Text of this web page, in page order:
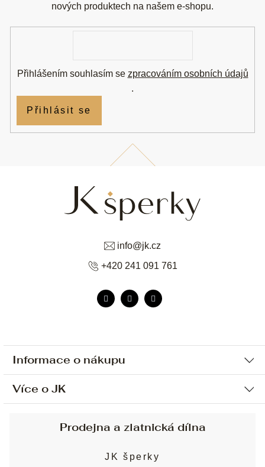
Informace o nákupu
Ochrana osobních údajů
Sjednání osobní schůzky
Obchodní podmínky
Více o JK
info@jk.cz
+420 241 091 761
nových produktech na našem e-shopu.
Přihlášením souhlasím se zpracováním osobních údajů
.
Přihlásit se
Prodejna a zlatnická dílna
JK šperky